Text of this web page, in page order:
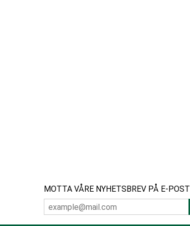
MOTTA VÅRE NYHETSBREV PÅ E-POST